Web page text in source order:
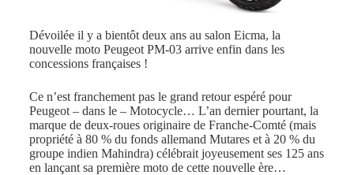
Dévoilée il y a bientôt deux ans au salon Eicma, la
nouvelle moto Peugeot PM-03 arrive enfin dans les
concessions françaises !
Ce n’est franchement pas le grand retour espéré pour
Peugeot – dans le – Motocycle… L’an dernier pourtant, la
marque de deux-roues originaire de Franche-Comté (mais
propriété à 80 % du fonds allemand Mutares et à 20 % du
groupe indien Mahindra) célébrait joyeusement ses 125 ans
en lançant sa première moto de cette nouvelle ère…